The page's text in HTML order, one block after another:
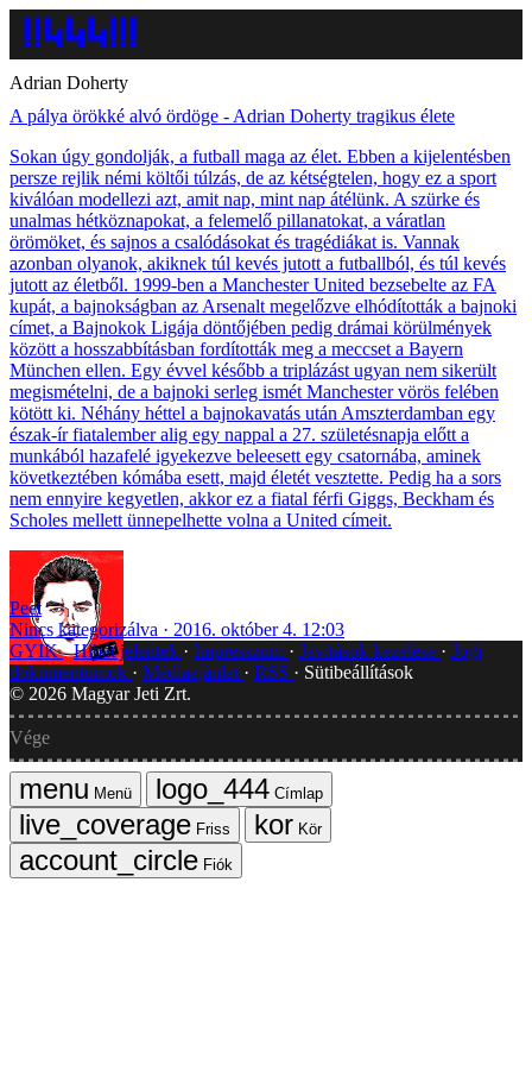
Adrian Doherty
A pálya örökké alvó ördöge - Adrian Doherty tragikus élete
Sokan úgy gondolják, a futball maga az élet. Ebben a kijelentésben
persze rejlik némi költői túlzás, de az kétségtelen, hogy ez a sport
kiválóan modellezi azt, amit nap, mint nap átélünk. A szürke és
unalmas hétköznapokat, a felemelő pillanatokat, a váratlan
örömöket, és sajnos a csalódásokat és tragédiákat is. Vannak
azonban olyanok, akiknek túl kevés jutott a futballból, és túl kevés
jutott az életből. 1999-ben a Manchester United bezsebelte az FA
kupát, a bajnokságban az Arsenalt megelőzve elhódították a bajnoki
címet, a Bajnokok Ligája döntőjében pedig drámai körülmények
között a hosszabbításban fordították meg a meccset a Bayern
München ellen. Egy évvel később a triplázást ugyan nem sikerült
megismételni, de a bajnoki serleg ismét Manchester vörös felében
kötött ki. Néhány héttel a bajnokavatás után Amszterdamban egy
észak-ír fiatalember alig egy nappal a 27. születésnapja előtt a
munkából hazafelé igyekezve beleesett egy csatornába, aminek
következtében kómába esett, majd életét vesztette. Pedig ha a sors
nem ennyire kegyetlen, akkor ez a fiatal férfi Giggs, Beckham és
Scholes mellett ünnepelhette volna a United címeit.
Peet
Nincs kategorizálva
2016. október 4. 12:03
GYIK Hibát jelentek Impresszum Javítások kezelése
Jogi
dokumentumok
Médiaajánlat RSS
Sütibeállítások
© 2026 Magyar Jeti Zrt.
Vége
Menü
Címlap
Friss
Kör
Fiók